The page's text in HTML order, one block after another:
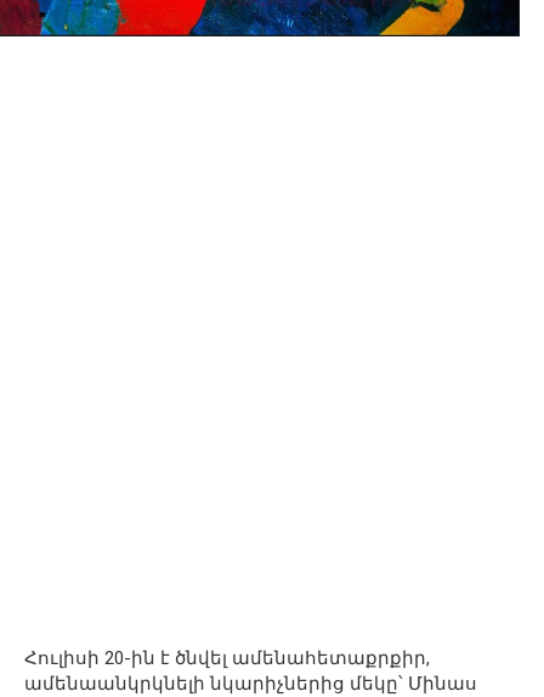
Հուլիսի 20-ին է ծնվել ամենահետաքրքիր,
ամենաանկրկնելի նկարիչներից մեկը՝ Մինաս